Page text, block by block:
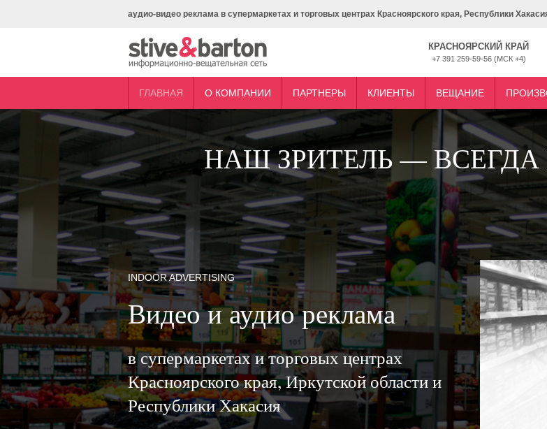
аудио-видео реклама в супермаркетах и торговых центрах Красноярского края, Республики
КРАСНОЯРСКИЙ КРАЙ
+7 391 259-59-56 (МСК +4)
ГЛАВНАЯ О КОМПАНИИ ПАРТНЕРЫ КЛИЕНТЫ ВЕЩАНИЕ
НАШ ЗРИТЕЛЬ —
INDOOR ADVERTISING
Видео и аудио реклама
в супермаркетах и торговых центрах
Красноярского края, Иркутской области и
Республики Хакасия